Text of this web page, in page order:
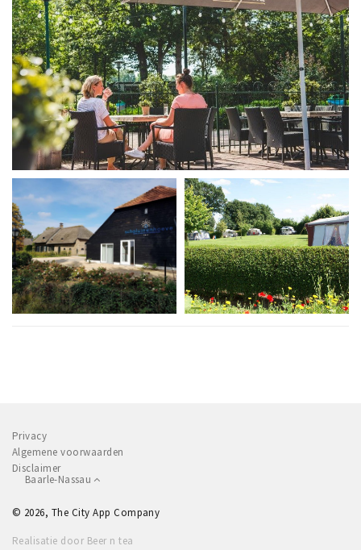
Privacy
Algemene voorwaarden
Disclaimer
Baarle-Nassau
© 2026, The City App Company
Realisatie door Beer n tea